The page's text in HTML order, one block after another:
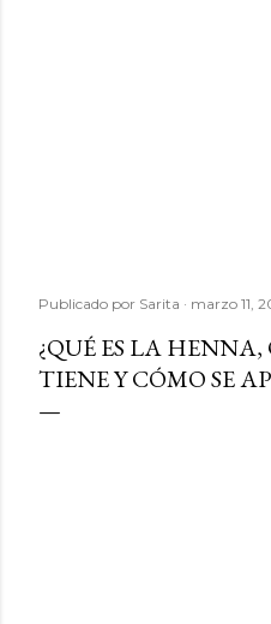
Publicado por Sarita marzo 11,
¿QUÉ ES LA HENNA,
TIENE Y CÓMO SE